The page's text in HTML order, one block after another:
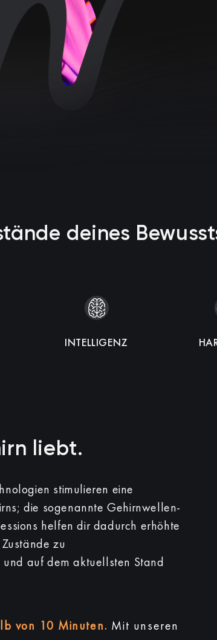
deines
MEDITATION
INTELLIGENZ
VITALITÄT
liebt.
stimulieren eine
die sogenannte Gehirnwellen-
helfen dir dadurch erhöhte
zu
auf dem aktuellsten Stand
von 10 Minuten. Mit unseren